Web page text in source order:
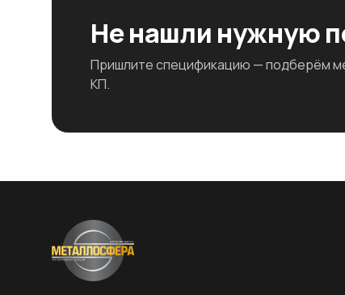
Не нашли нужную
Пришлите спецификацию — подберём
КП.